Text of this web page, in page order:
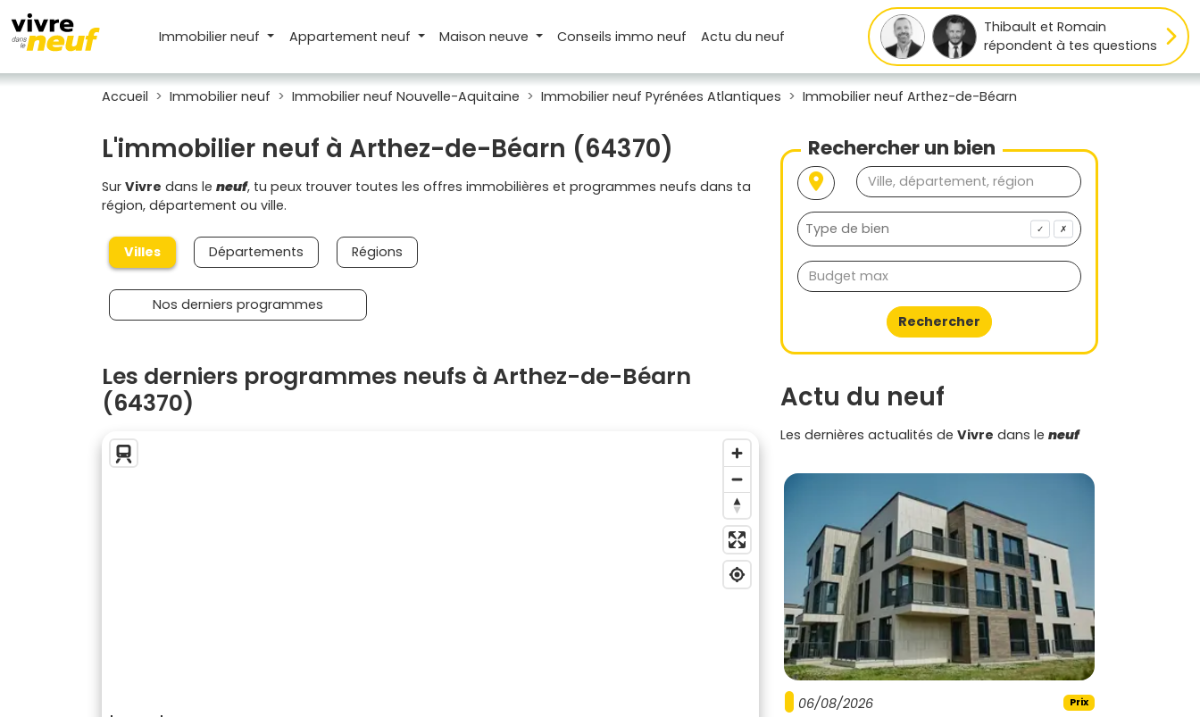
Immobilier neuf Appartement neuf Maison neuve Conseilsimmo neuf Actudu neuf
Thibault et Romain
répondent à tes questions
Accueil Immobilier neuf Immobilier neuf Nouvelle-Aquitaine Immobilier neuf Pyrénées Atlantiques Immobilier neuf Arthez-de-Béarn
L'immobilier neuf à Arthez-de-Béarn (64370)
Sur Vivre dans le neuf, tu peux trouver toutes les offres immobilières et programmes neufs dans ta
région, département ou ville.
Villes Départements Régions
Nos derniers programmes
Les derniers programmes neufs à Arthez-de-Béarn
(64370)
Rechercher un bien
✓ ✗
Rechercher
Actu du neuf
Les dernières actualités de Vivre dans le neuf
06/08/2026 Prix